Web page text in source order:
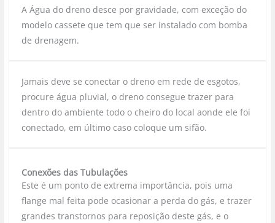
A Água do dreno desce por gravidade, com exceção do
modelo cassete que tem que ser instalado com bomba
de drenagem.
Jamais deve se conectar o dreno em rede de esgotos,
procure água pluvial, o dreno consegue trazer para
dentro do ambiente todo o cheiro do local aonde ele foi
conectado, em último caso coloque um sifão.
Conexões das Tubulações
Este é um ponto de extrema importância, pois uma
flange mal feita pode ocasionar a perda do gás, e trazer
grandes transtornos para reposição deste gás, e o